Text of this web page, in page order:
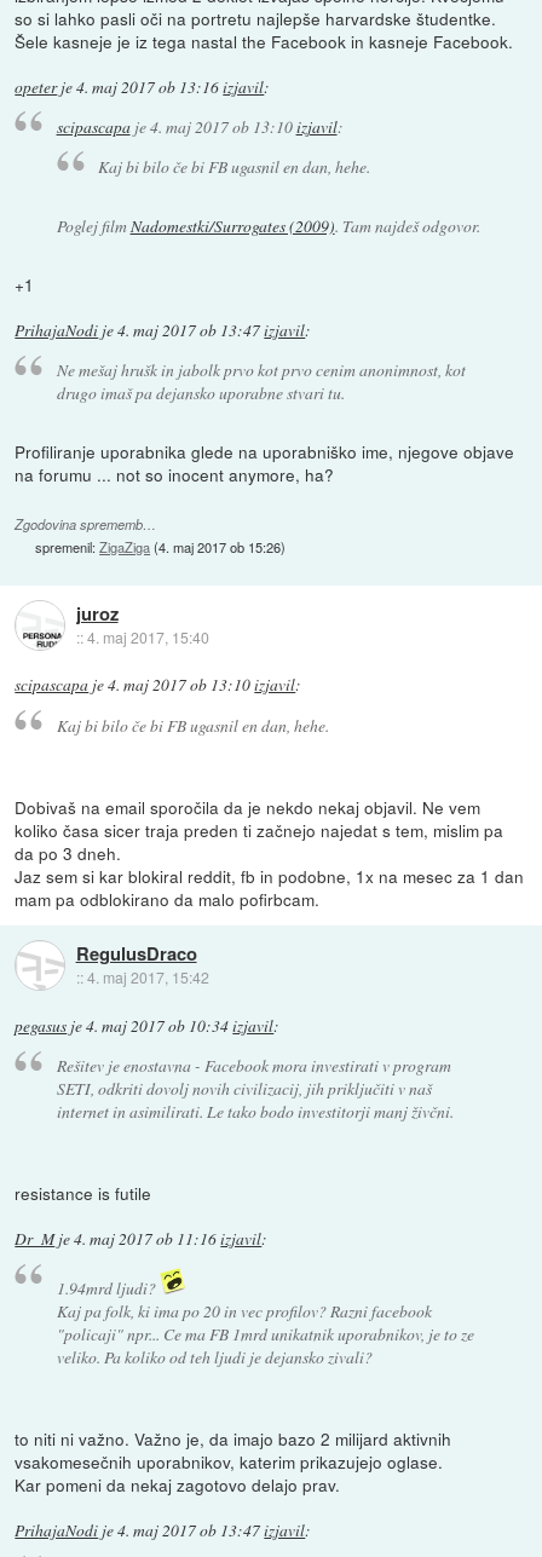
so si lahko pasli oči na portretu najlepše harvardske študentke.
Šele kasneje je iz tega nastal the Facebook in kasneje Facebook.
opeterje4. maj 2017 ob 13:16izjavil:
scipascapaje4. maj 2017 ob 13:10izjavil:
Kaj bi bilo če bi FB ugasnil en dan, hehe.
Poglej filmNadomestki/Surrogates (2009). Tam najdeš odgovor.
+1
PrihajaNodi je4. maj 2017 ob 13:47izjavil:
Ne mešaj hrušk in jabolk prvo kot prvo cenim anonimnost, kot
drugo imaš pa dejansko uporabne stvari tu.
Profiliranje uporabnika glede na uporabniško ime, njegove objave
na forumu ... not so inocent anymore, ha?
Zgodovina sprememb…
spremenil:ZigaZiga(4. maj 2017 ob 15:26)
juroz
::4. maj 2017, 15:40
scipascapa je4. maj 2017 ob 13:10izjavil:
Kaj bi bilo če bi FB ugasnil en dan, hehe.
Dobivaš na email sporočila da je nekdo nekaj objavil. Ne vem
koliko časa sicer traja preden ti začnejo najedat s tem, mislim pa
da po 3 dneh.
Jaz sem si kar blokiral reddit, fb in podobne, 1x na mesec za 1 dan
mam pa odblokirano da malo pofirbcam.
RegulusDraco
::4. maj 2017, 15:42
pegasus je4. maj 2017 ob 10:34izjavil:
Rešitev je enostavna - Facebook mora investirati v program
SETI, odkriti dovolj novih civilizacij, jih priključiti v naš
internet in asimilirati. Le tako bodo investitorji manj živčni.
resistance is futile
Dr_Mje4. maj 2017 ob 11:16izjavil:
1.94mrd ljudi?
Kaj pa folk, ki ima po 20 in vec profilov? Razni facebook
"policaji" npr... Ce ma FB 1mrd unikatnik uporabnikov, je to ze
veliko. Pa koliko od teh ljudi je dejansko zivali?
to niti ni važno. Važno je, da imajo bazo 2 milijard aktivnih
vsakomesečnih uporabnikov, katerim prikazujejo oglase.
Kar pomeni da nekaj zagotovo delajo prav.
PrihajaNodi je4. maj 2017 ob 13:47izjavil: